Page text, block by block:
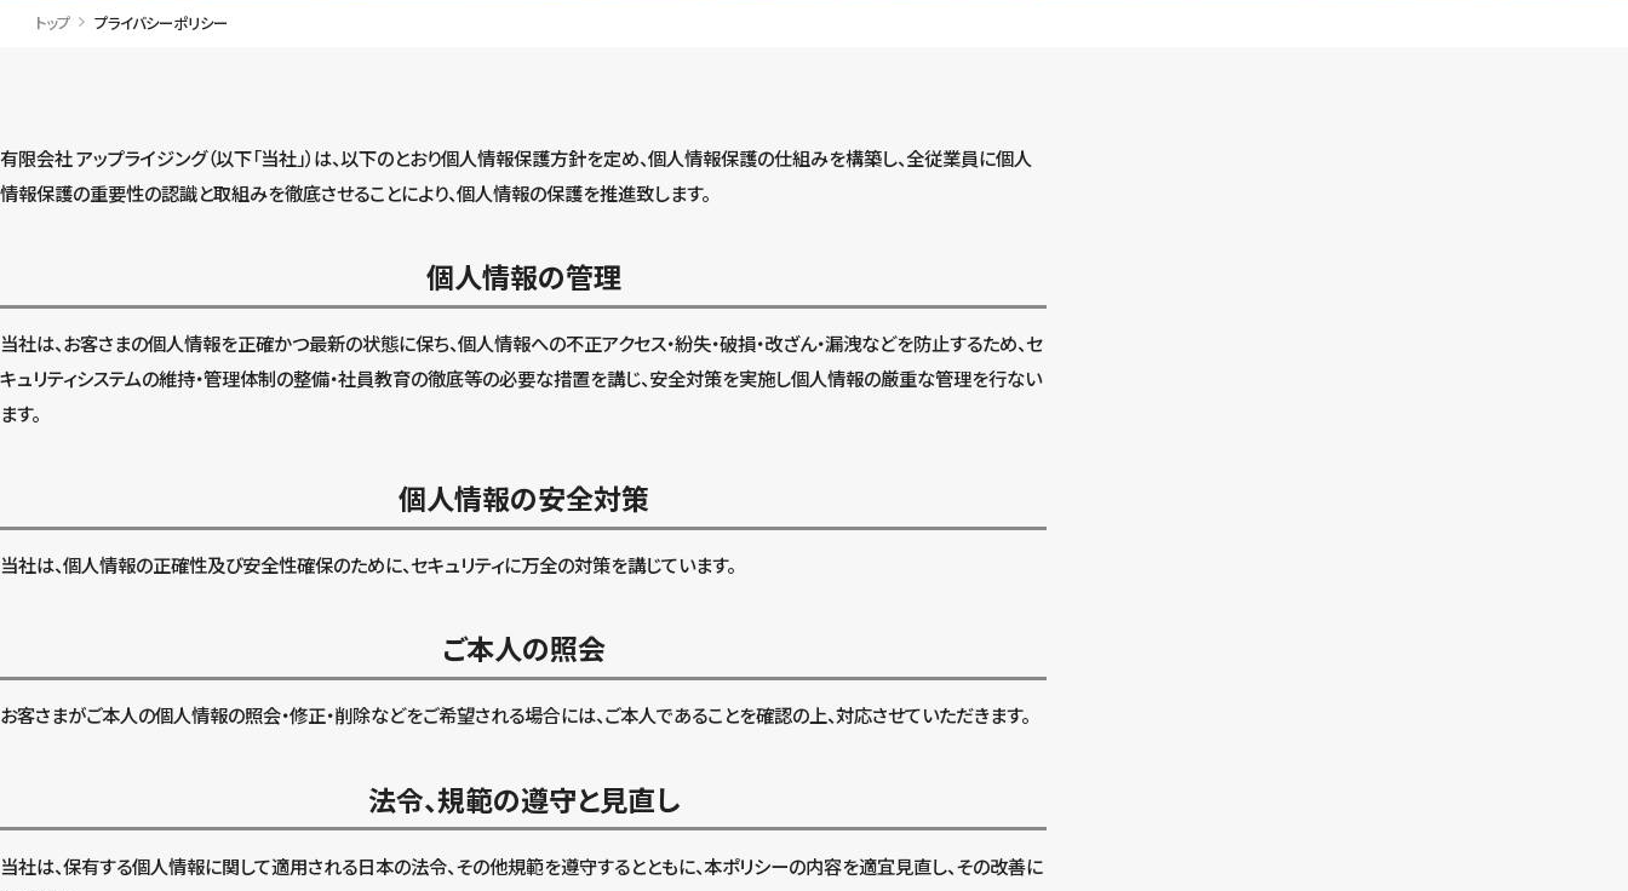
トップ プライバシーポリシー
有限会社 アップライジング（以下「当社」）は、以下のとおり個人情報保護方針を定め、個人情報保護の仕組みを構築し、全従業員に個人
情報保護の重要性の認識と取組みを徹底させることにより、個人情報の保護を推進致します。
個人情報の管理
当社は、お客さまの個人情報を正確かつ最新の状態に保ち、個人情報への不正アクセス・紛失・破損・改ざん・漏洩などを防止するため、セ
キュリティシステムの維持・管理体制の整備・社員教育の徹底等の必要な措置を講じ、安全対策を実施し個人情報の厳重な管理を行ない
ます。
個人情報の安全対策
当社は、個人情報の正確性及び安全性確保のために、セキュリティに万全の対策を講じています。
ご本人の照会
お客さまがご本人の個人情報の照会・修正・削除などをご希望される場合には、ご本人であることを確認の上、対応させていただきます。
法令、規範の遵守と見直し
当社は、保有する個人情報に関して適用される日本の法令、その他規範を遵守するとともに、本ポリシーの内容を適宜見直し、その改善に